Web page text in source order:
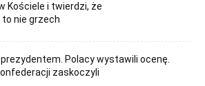
Kościele i twierdzi, że
nie grzech
Polacy wystawili ocenę.
zaskoczyli